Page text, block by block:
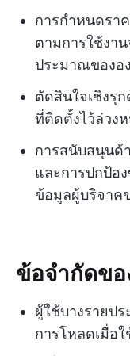
การกำหนดรา
ตามการใช้งา
ประมาณของอ
ตัดสินใจเชิงรุ
ที่ติดตั้งไว้ล่วง
การสนับสนุนด้
และการปกป้อ
ข้อมูลผู้บริจาค
ข้อจำกัดขอ
ผู้ใช้บางรายป
การโหลดเมื่อ